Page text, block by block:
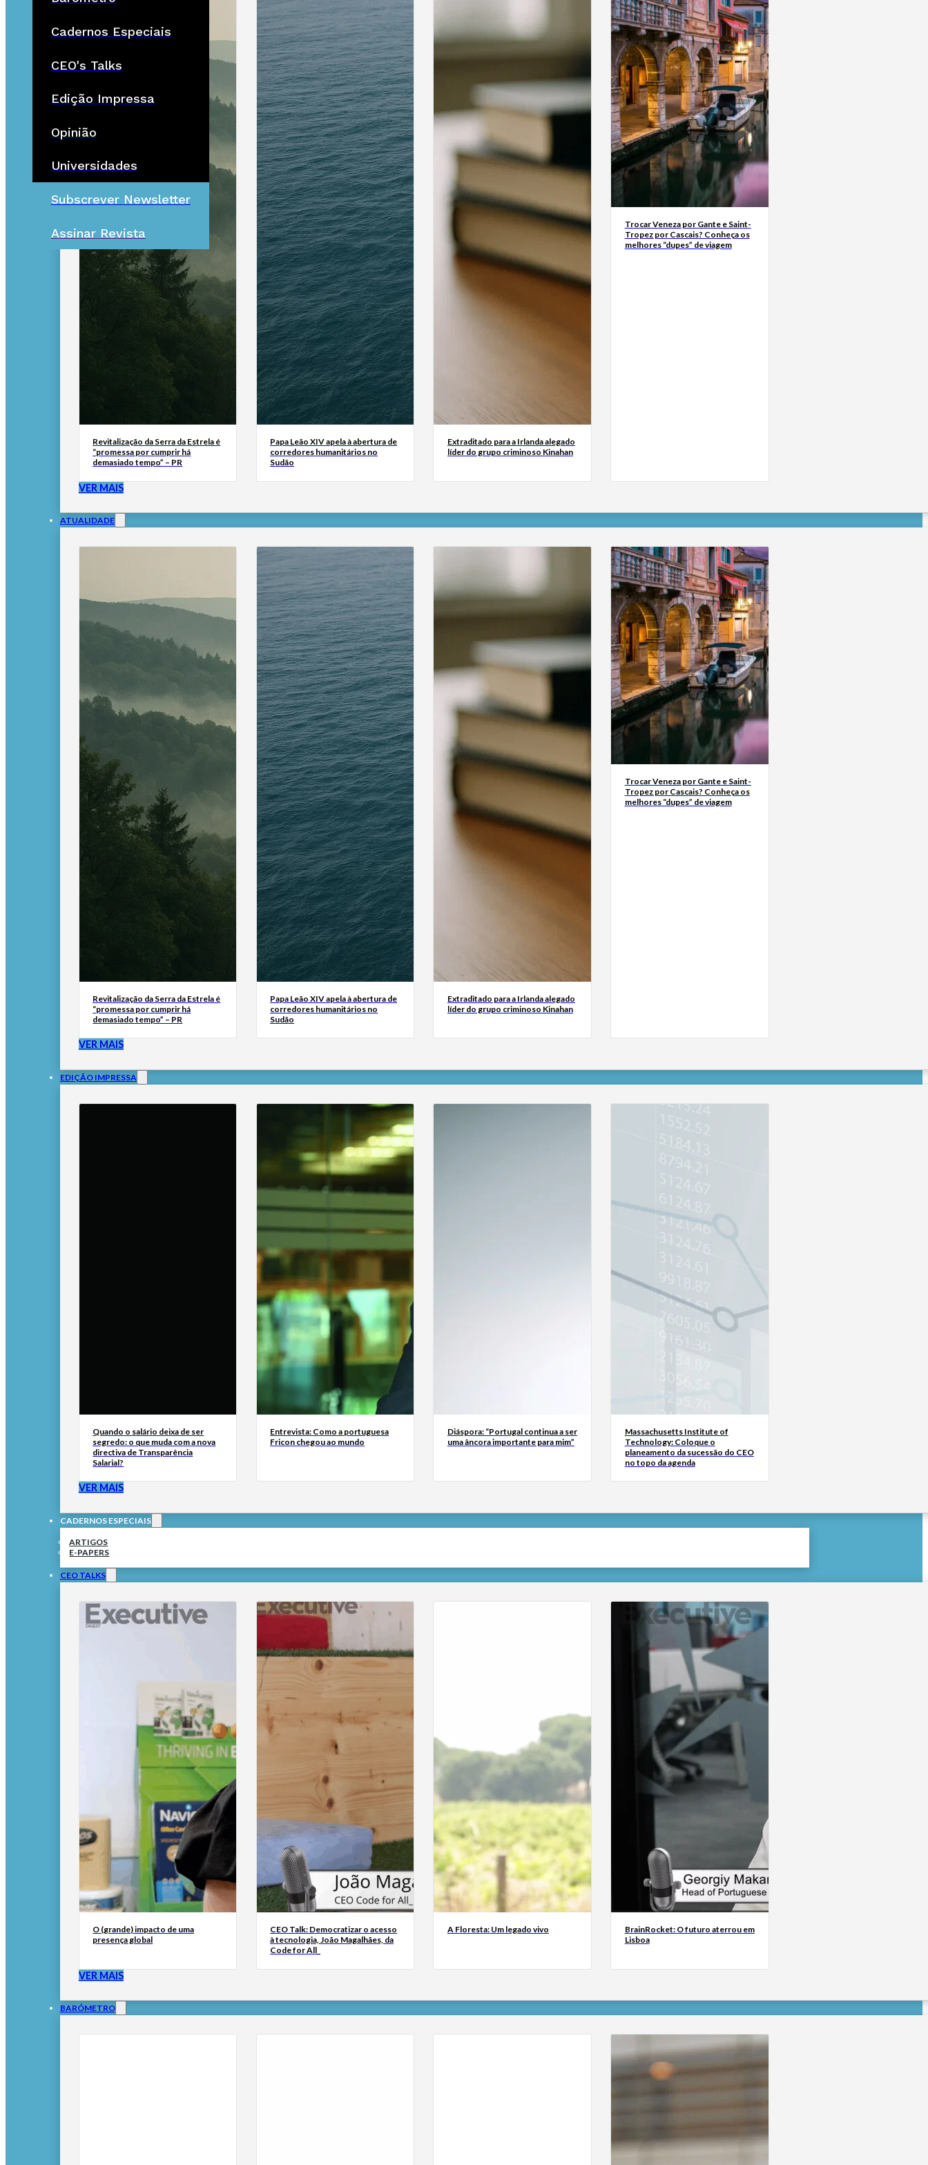
Cadernos Especiais
CEO's Talks
Edição Impressa
Opinião
Universidades
Subscrever Newsletter
Assinar Revista
Revitalização da Serra da Estrela é
“promessa por cumprir há
demasiado tempo” – PR
Papa Leão XIV apela à abertura de
corredores humanitários no
Sudão
Extraditado para a Irlanda alegado
líder do grupo criminoso Kinahan
Trocar Veneza por Gante e Saint-
Tropez por Cascais? Conheça os
melhores “dupes” de viagem
VER MAIS
ATUALIDADE
Revitalização da Serra da Estrela é
“promessa por cumprir há
demasiado tempo” – PR
Papa Leão XIV apela à abertura de
corredores humanitários no
Sudão
Extraditado para a Irlanda alegado
líder do grupo criminoso Kinahan
Trocar Veneza por Gante e Saint-
Tropez por Cascais? Conheça os
melhores “dupes” de viagem
VER MAIS
EDIÇÃO IMPRESSA
Quando o salário deixa de ser
segredo: o que muda com a nova
directiva de Transparência
Salarial?
Entrevista: Como a portuguesa
Fricon chegou ao mundo
Diáspora: “Portugal continua a ser
uma âncora importante para mim”
Massachusetts Institute of
Technology: Coloque o
planeamento da sucessão do CEO
no topo da agenda
VER MAIS
CADERNOS ESPECIAIS
ARTIGOS
E-PAPERS
CEO TALKS
O (grande) impacto de uma
presença global
CEO Talk: Democratizar o acesso
à tecnologia, João Magalhães, da
Code for All_
A Floresta: Um legado vivo
BrainRocket: O futuro aterrou em
Lisboa
VER MAIS
BARÓMETRO